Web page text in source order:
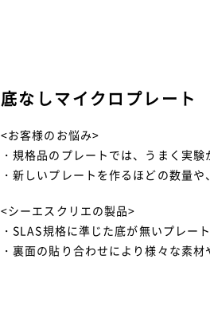
底なしマイクロプレート
<お客様のお悩み>
・規格品のプレートでは、うまく実験
・新しいプレートを作るほどの数量や
<シーエスクリエの製品>
・SLAS規格に準じた底が無いプレー
・裏面の貼り合わせにより様々な素